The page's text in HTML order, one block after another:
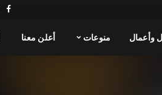
وأعمال منوعات أعلن معنا